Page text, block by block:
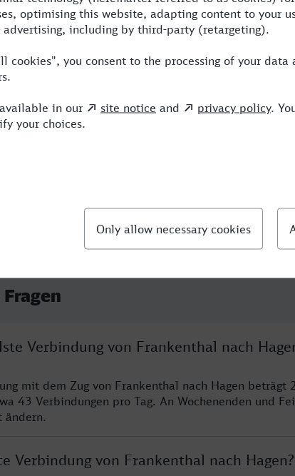
4:12 2 RE,ICE,NX
4:11 2
Verbindung von Frankenthal nach
mit dem Zug von Frankenthal nach Hagen beträgt
43 Verbindungen pro Tag. An Wochenenden und
ändern.
Verbindung von Frankenthal nach Hagen?